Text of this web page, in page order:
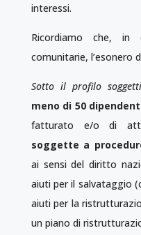
interessi.
Ricordiamo che, in
comunitarie, l’esonero
Sotto il profilo
meno di 50
fatturato e/o di
soggette a
ai sensi del diritto
aiuti per il salvataggio
aiuti per la
un piano di